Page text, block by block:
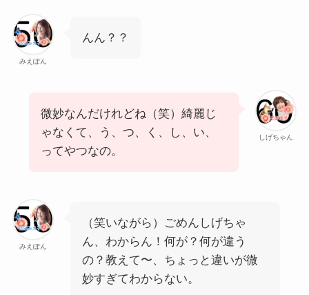
みえぽん
んん？？
しげちゃん
微妙なんだけれどね（笑）綺麗じ
ゃなくて、う、つ、く、し、い、
ってやつなの。
みえぽん
（笑いながら）ごめんしげちゃ
ん、わからん！何が？何が違う
の？教えて〜、ちょっと違いが微
妙すぎてわからない。